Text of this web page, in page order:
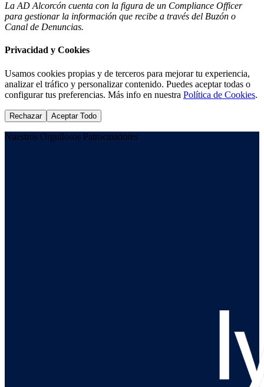
La AD Alcorcón cuenta con la figura de un Compliance Officer
para gestionar la información que recibe a través del Buzón o
Canal de Denuncias.
Privacidad y Cookies
Usamos cookies propias y de terceros para mejorar tu experiencia,
analizar el tráfico y personalizar contenido. Puedes aceptar todas o
configurar tus preferencias. Más info en nuestra Política de Cookies.
Rechazar Aceptar Todo
Nuestros Orgullosos Patrocinadores